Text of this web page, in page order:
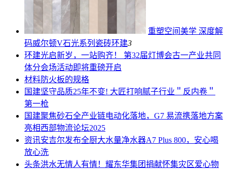
重塑空间美学 深度解
码威尔顿V石光系列瓷砖环建3
环建光启新岁，一站购齐！ 第32届灯博会古一产业共同
体分会场活动即将重磅开启
材料防火板的规格
国建坚守品质25年不变! 大匠打响腻子行业＂反内卷＂
第一枪
国建聚焦砂石全产业链电动化落地，G7 易流携落地方案
亮相西部物流论坛2025
资讯安吉尔发布全厨大水量净水器A7 Plus 800，安心喝
放心洗
头条洪水无情人有情！耀东华集团捐献怀集灾区爱心物